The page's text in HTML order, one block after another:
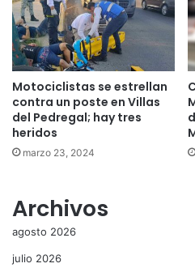
Motociclistas se estrellan
contra un poste en Villas
del Pedregal; hay tres
heridos
marzo 23, 2024
Archivos
agosto 2026
julio 2026